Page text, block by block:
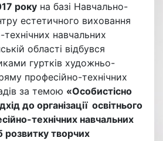
року на базі Навчально-
естетичного виховання
технічних навчальних
області відбувся
гуртків художньо-
професійно-технічних
за темою «Особистісно
до організації освітнього
технічних навчальних
розвитку творчих